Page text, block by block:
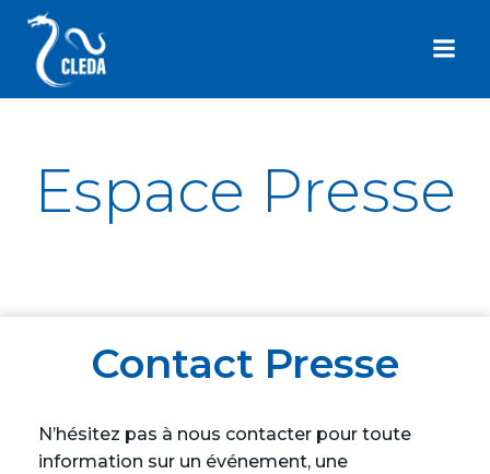
Espace Presse
Contact Presse
N’hésitez pas à nous contacter pour toute
information sur un événement, une